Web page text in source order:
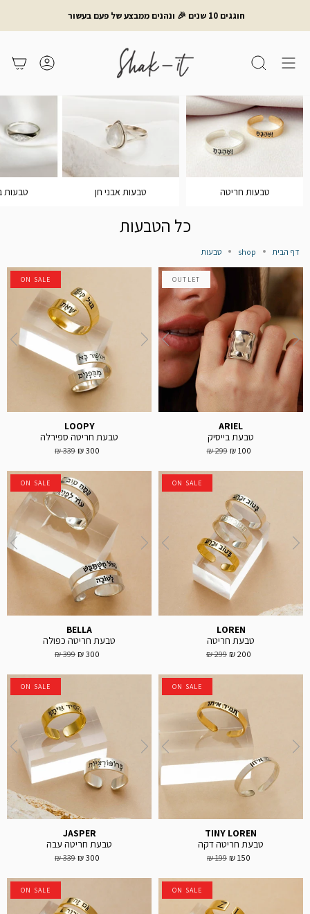
חוגגים 10 שנים 🎉 ונהנים ממבצע של פעם בעשור
חיפוש משתמש
טבעות חריטה טבעות אבני חן טבעות
כל הטבעות
דף הבית shop טבעות
OUTLET
ARIEL
טבעת בייסיק
100 ₪
299 ₪
ON SALE
LOOPY
טבעת חריטה ספירלה
300 ₪
339 ₪
ON SALE
LOREN
טבעת חריטה
200 ₪
299 ₪
ON SALE
BELLA
טבעת חריטה כפולה
300 ₪
399 ₪
ON SALE
TINY LOREN
טבעת חריטה דקה
150 ₪
199 ₪
ON SALE
JASPER
טבעת חריטה עבה
300 ₪
339 ₪
ON SALE
ON SALE